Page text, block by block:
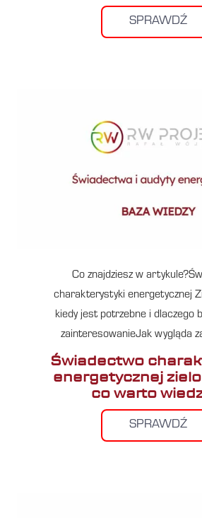
SPRAWDŹ
Co znajdziesz w
charakterystyki energetycznej
kiedy jest potrzebne i dlaczego
zainteresowanieJak wygląda
Świadectwo
energetycznej
co warto
SPRAWDŹ